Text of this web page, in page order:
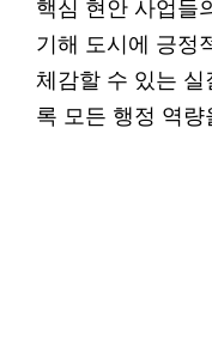
핵심 현안 사업들
기해 도시에 긍정
체감할 수 있는
록 모든 행정 역량